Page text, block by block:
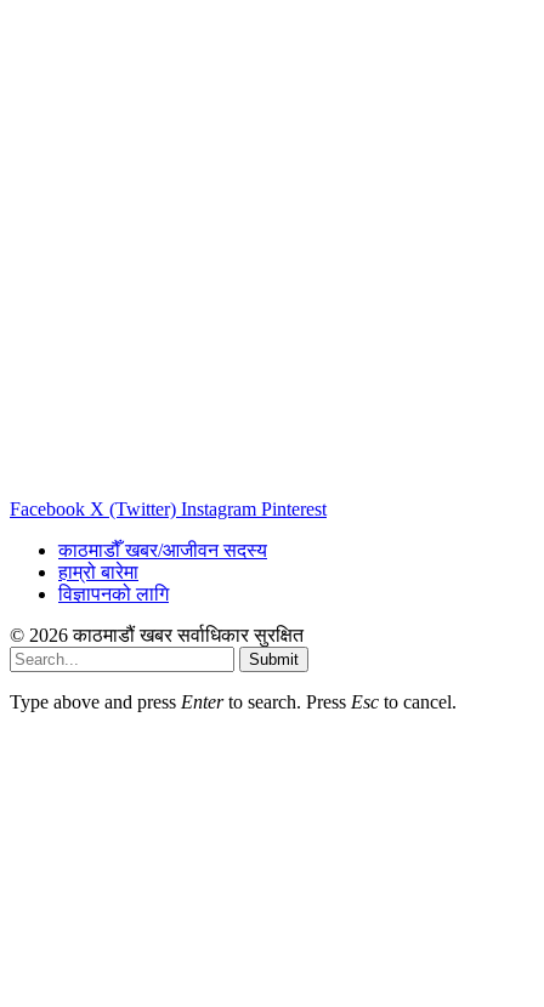
Facebook X (Twitter) Instagram Pinterest
काठमाडौँ खबर/आजीवन सदस्य
हाम्रो बारेमा
विज्ञापनको लागि
© 2026 काठमाडौं खबर सर्वाधिकार सुरक्षित
Submit
Type above and press Enterto search. Press Esc to cancel.